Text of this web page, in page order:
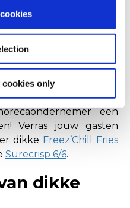
cookies only
dan de ander? En
het beste is om
kans dat jij, net als
restaurants, patat bakt
zó gebruikelijk
anders verwachten.
een
Verras jouw gasten
dikke Freez’Chill Fries
Surecrisp 6/6.
dikke